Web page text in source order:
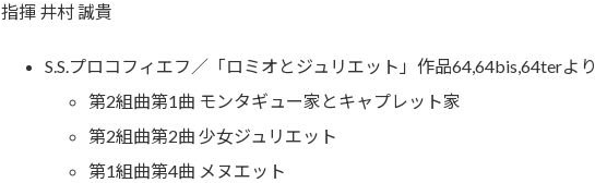
時
:
指揮 井村 誠貴
S.S.プロコフィエフ／「ロミオとジュリエット」作品64,64bis,64terより
第2組曲第1曲 モンタギュー家とキャプレット家
第2組曲第2曲 少女ジュリエット
第1組曲第4曲 メヌエット